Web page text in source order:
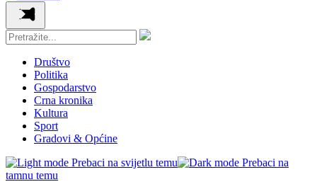
Društvo
Politika
Gospodarstvo
Crna kronika
Kultura
Sport
Gradovi & Općine
Prebaci na svijetlu temu
Prebaci na
tamnu temu